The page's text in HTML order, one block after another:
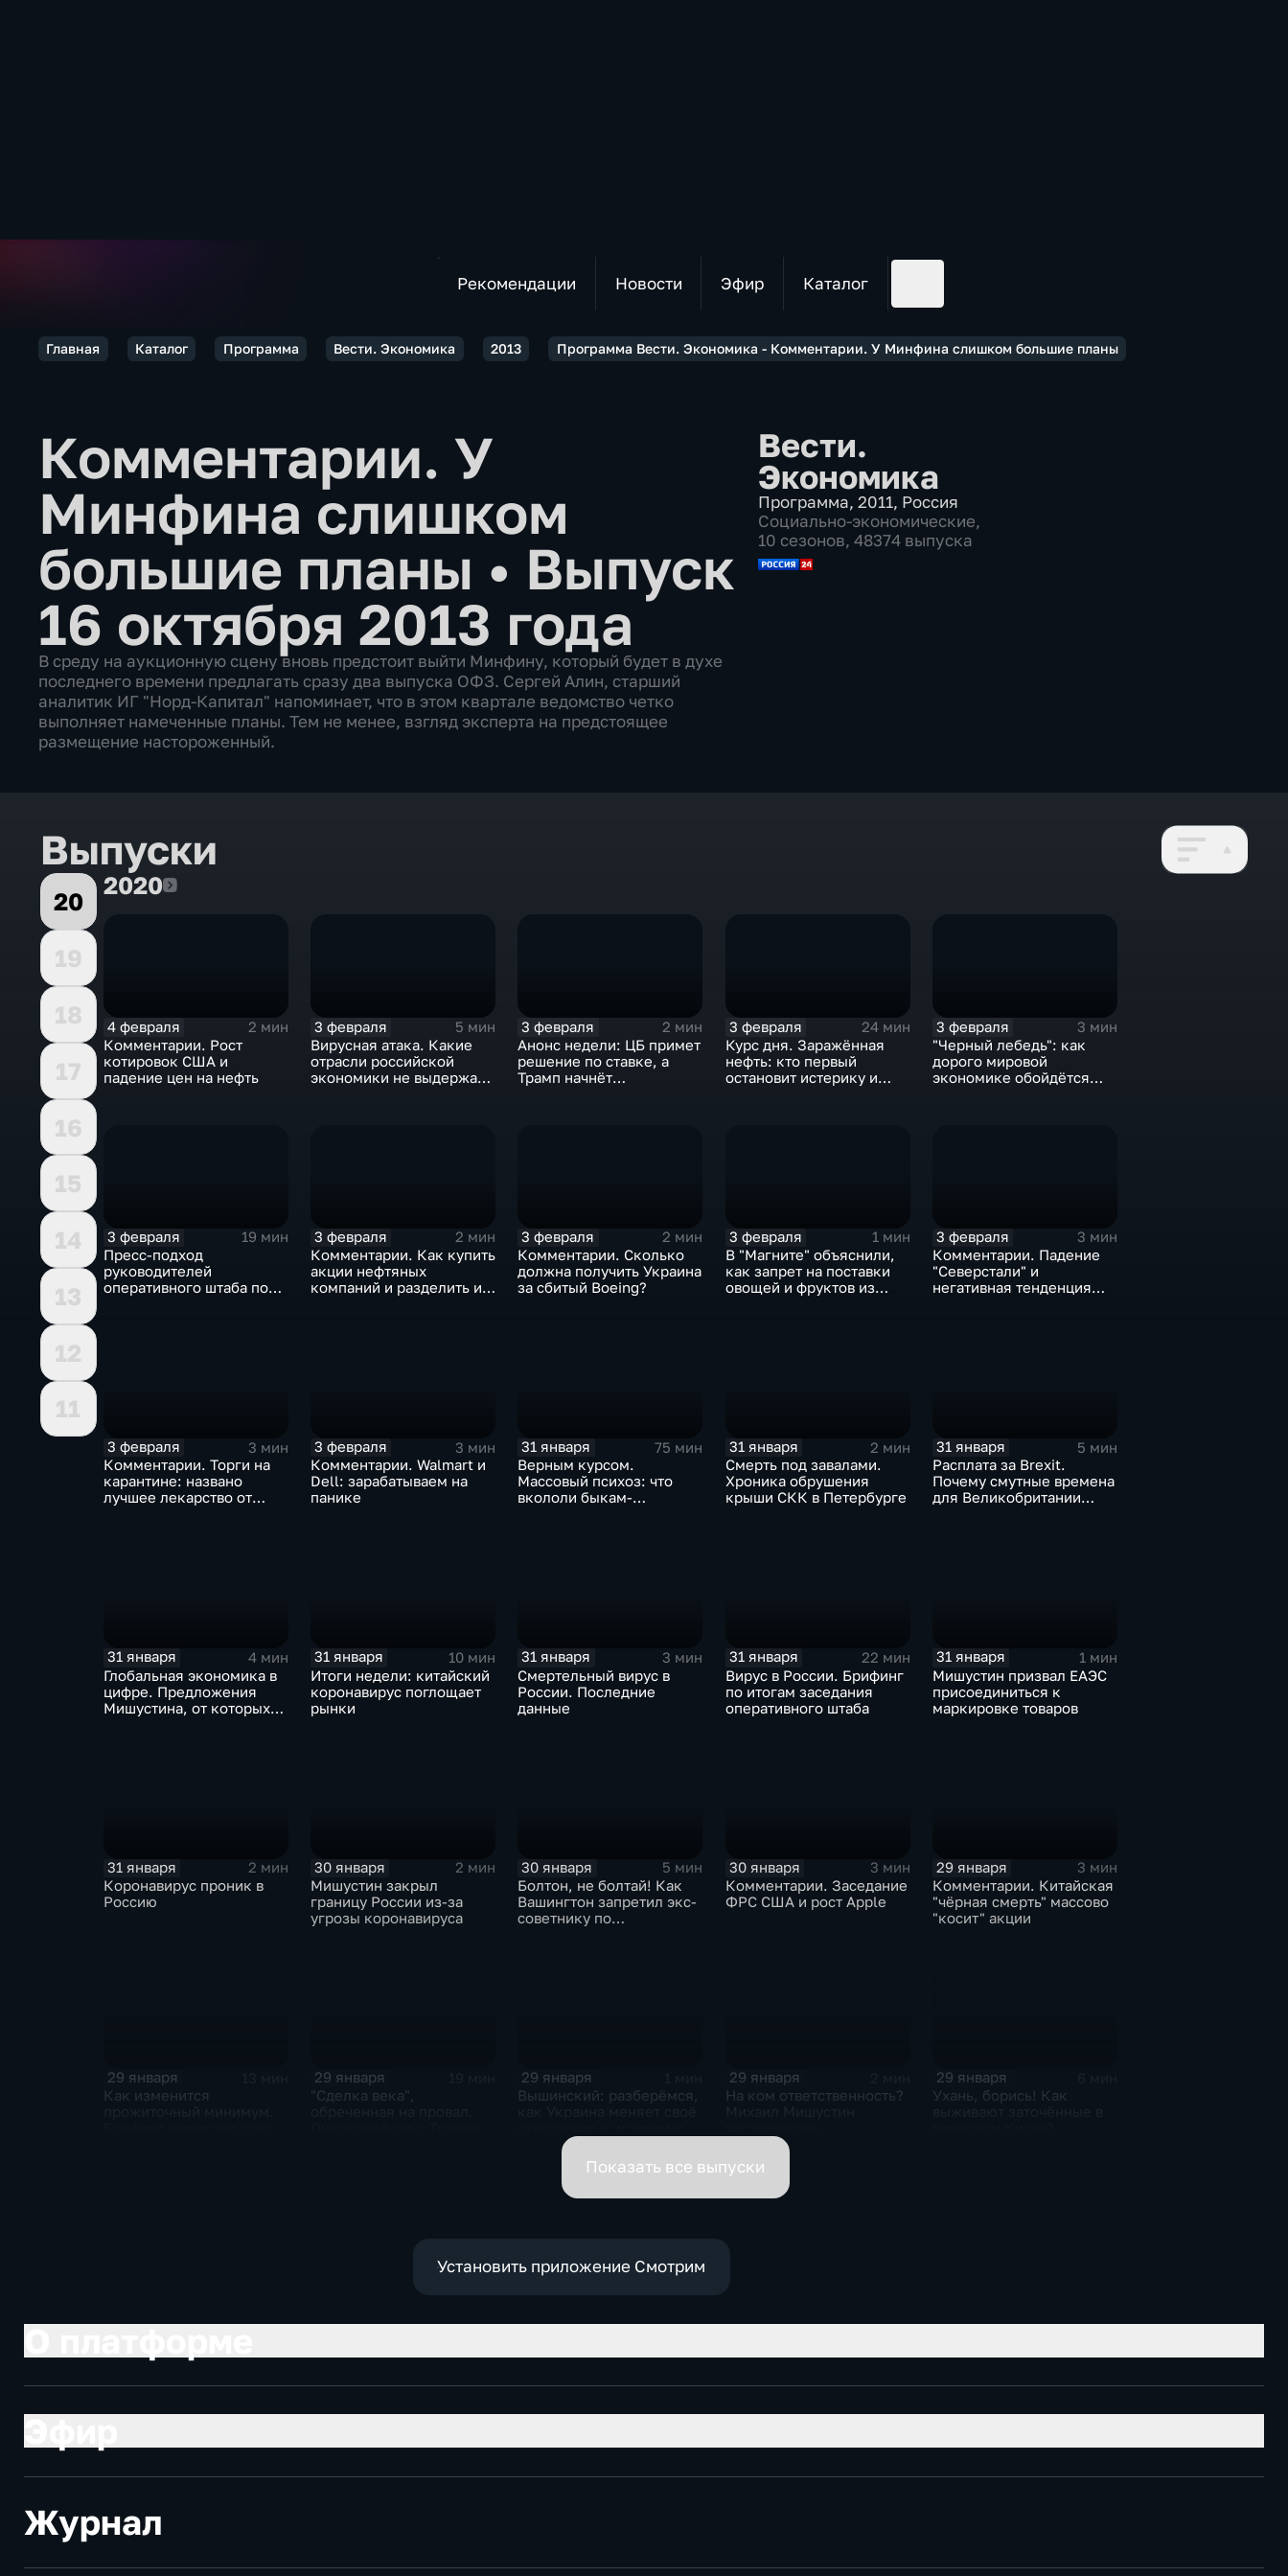
Рекомендации Новости Эфир Каталог
Главная Каталог Программа Вести. Экономика 2013 Программа Вести. Экономика - Комментарии. У Минфина слишком большие планы
Комментарии. У
Минфина слишком
большие планы • Выпуск
16 октября 2013 года
В среду на аукционную сцену вновь предстоит выйти Минфину, который будет в духе
последнего времени предлагать сразу два выпуска ОФЗ. Сергей Алин, старший
аналитик ИГ "Норд-Капитал" напоминает, что в этом квартале ведомство четко
выполняет намеченные планы. Тем не менее, взгляд эксперта на предстоящее
размещение настороженный.
Вести.
Экономика
Программа, 2011, Россия
Социально-экономические,
10 сезонов, 48374 выпуска
Выпуски
20
19
18
17
16
15
14
13
12
11
20202020
4 февраля
2 мин
Комментарии. Рост
котировок США и
падение цен на нефть
3 февраля
5 мин
Вирусная атака. Какие
отрасли российской
экономики не выдержат
3 февраля
2 мин
Анонс недели: ЦБ примет
решение по ставке, а
Трамп начнёт
3 февраля
24 мин
Курс дня. Заражённая
нефть: кто первый
остановит истерику и
3 февраля
3 мин
"Черный лебедь": как
дорого мировой
экономике обойдётся
3 февраля
19 мин
Пресс-подход
руководителей
оперативного штаба по
3 февраля
2 мин
Комментарии. Как купить
акции нефтяных
компаний и разделить их
3 февраля
2 мин
Комментарии. Сколько
должна получить Украина
за сбитый Boeing?
3 февраля
1 мин
В "Магните" объяснили,
как запрет на поставки
овощей и фруктов из
3 февраля
3 мин
Комментарии. Падение
"Северстали" и
негативная тенденция
3 февраля
3 мин
Комментарии. Торги на
карантине: названо
лучшее лекарство от
3 февраля
3 мин
Комментарии. Walmart и
Dell: зарабатываем на
панике
31 января
75 мин
Верным курсом.
Массовый психоз: что
вкололи быкам-
31 января
2 мин
Смерть под завалами.
Хроника обрушения
крыши СКК в Петербурге
31 января
5 мин
Расплата за Brexit.
Почему смутные времена
для Великобритании
31 января
4 мин
Глобальная экономика в
цифре. Предложения
Мишустина, от которых
31 января
10 мин
Итоги недели: китайский
коронавирус поглощает
рынки
31 января
3 мин
Смертельный вирус в
России. Последние
данные
31 января
22 мин
Вирус в России. Брифинг
по итогам заседания
оперативного штаба
31 января
1 мин
Мишустин призвал ЕАЭС
присоединиться к
маркировке товаров
31 января
2 мин
Коронавирус проник в
Россию
30 января
2 мин
Мишустин закрыл
границу России из-за
угрозы коронавируса
30 января
5 мин
Болтон, не болтай! Как
Вашингтон запретил экс-
советнику по
30 января
3 мин
Комментарии. Заседание
ФРС США и рост Apple
29 января
3 мин
Комментарии. Китайская
"чёрная смерть" массово
"косит" акции
29 января
Как изменится
29 января
"Сделка века",
29 января
Вышинский: разберёмся,
почему
29 января
На ком ответственность?
обязанности вице-
премьеров
29 января
Ухань, борись! Как
Показать все выпуски
Установить приложение Смотрим
Журнал